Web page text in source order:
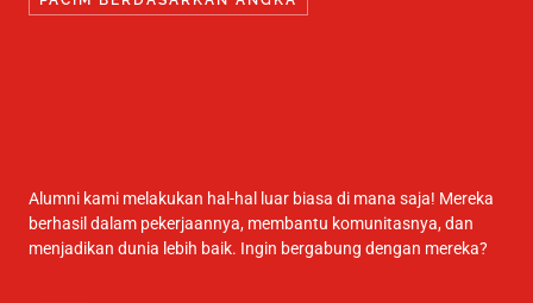
Alumni kami melakukan hal-hal luar biasa di mana saja! Mereka
berhasil dalam pekerjaannya, membantu komunitasnya, dan
menjadikan dunia lebih baik. Ingin bergabung dengan mereka?